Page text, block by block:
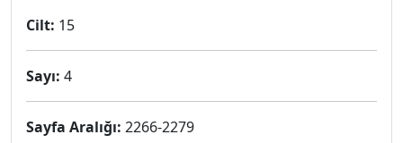
Cilt: 15
Sayı: 4
Sayfa Aralığı: 2266-2279